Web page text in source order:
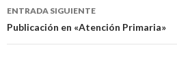
ENTRADA SIGUIENTE
Publicación en «Atención Primaria»